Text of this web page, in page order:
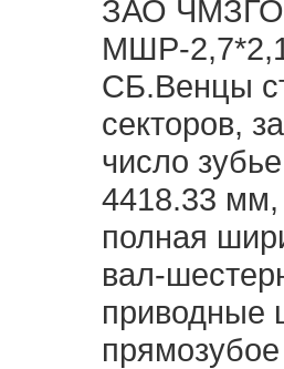
ЗАО ЧМЗГО
МШР-
СБ.Венцы
секторов,
число
4418.33 мм,
полная
вал-
приводные